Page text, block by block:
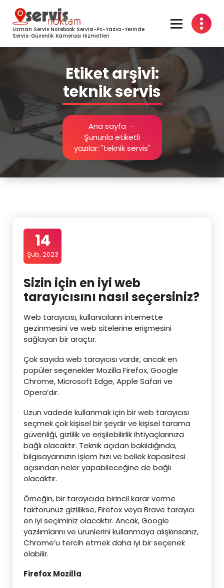
Uzman Servis Notebook Servisi-Pc-Yazıcı-Yerinde
Servis-Güvenlik Kamerası Hizmetleri
Etiket arşivi:
teknik servis
Ana sayfa -
Şununla etiketli
yazılar: "teknik servis"
14
Şub, 2023
Sizin için en iyi web
tarayıcısını nasıl seçersiniz?
Web tarayıcısı, kullanıcıların internette
gezinmesini ve web sitelerine erişmesini
sağlayan bir araçtır.
Çok sayıda web tarayıcısı vardır, ancak en
popüler seçenekler Mozilla Firefox, Google
Chrome, Microsoft Edge, Apple Safari ve
Opera’dır.
Uzun vadede kullanmak için bir web tarayıcısı
seçmek çok kişisel bir şeydir ve kişisel tarama
güvenliği, gizlilik ve erişilebilirlik ihtiyaçlarınıza
bağlı olacaktır. Teknik açıdan bakıldığında,
bilgisayarınızın işlem hızı ve bellek kapasitesi
açısından neler yapabileceğine de bağlı
olacaktır.
Örneğin, bir tarayıcıda birincil karar verme
faktörünüz gizlilikse, Firefox veya Brave tarayıcı
en iyi seçiminiz olacaktır. Ancak, Google
yazılımlarını ve ürünlerini kullanmaya alışkınsanız,
Chrome’u tercih etmek daha iyi bir seçenek
olabilir.
Firefox Mozilla